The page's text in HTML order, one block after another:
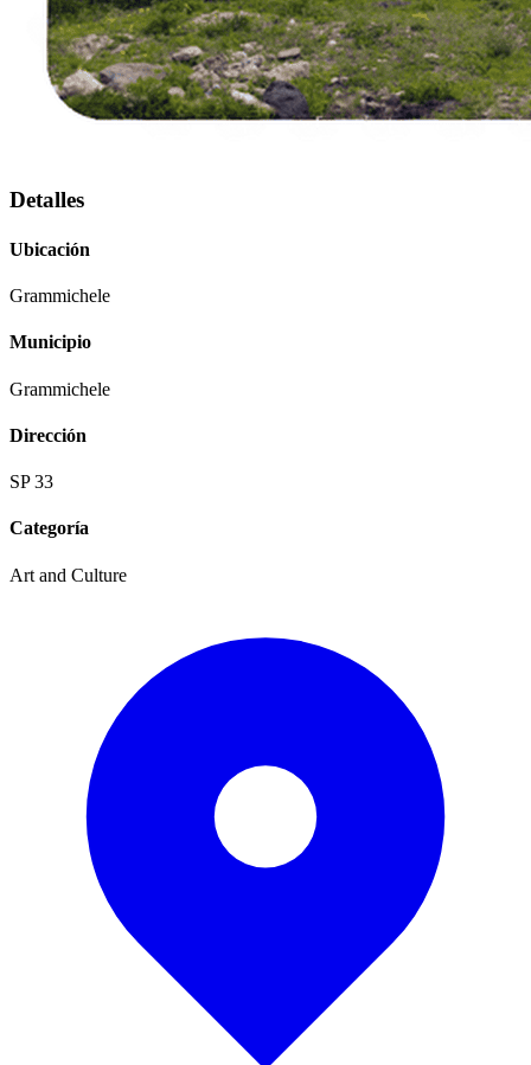
Detalles
Ubicación
Grammichele
Municipio
Grammichele
Dirección
SP 33
Categoría
Art and Culture